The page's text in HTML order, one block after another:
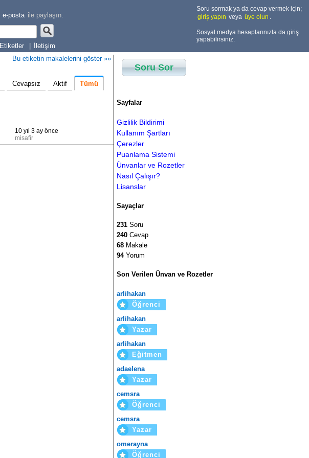
e-posta ile paylaşın.
Etiketler İletişim
Soru sormak ya da cevap vermek için;
giriş yapın veya üye olun .
Sosyal medya hesaplarınızla da giriş
yapabilirsiniz.
Bu etiketin makalelerini göster »»
Cevapsız Aktif Tümü
10 yıl 3 ay önce
misafir
Soru Sor
Sayfalar
Gizlilik Bildirimi
Kullanım Şartları
Çerezler
Puanlama Sistemi
Ünvanlar ve Rozetler
Nasıl Çalışır?
Lisanslar
Sayaçlar
231 Soru
240 Cevap
68 Makale
94Yorum
Son Verilen Ünvan ve Rozetler
arlihakan
Öğrenci
arlihakan
Yazar
arlihakan
Eğitmen
adaelena
Yazar
cemsra
Öğrenci
cemsra
Yazar
omerayna
Öğrenci